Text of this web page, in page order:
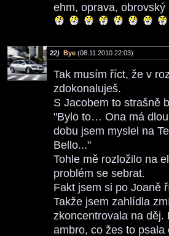
ehm, oprava, obrovský
22) Bye (08.11.2010 22:03)
Tak musím říct, že v
zdokonaluješ.
S Jacobem to strašně
"Bylo to… Ona má
dobu jsem myslel na
Bello..."
Tohle mě rozložilo na
problém se sebrat.
Fakt jsem si po Joaně
Takže jsem zahlídla
zkoncentrovala na děj.
ambro, co žes to